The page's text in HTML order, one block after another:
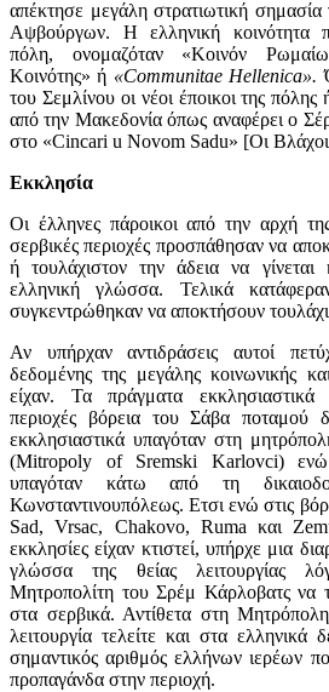
απέκτησε μεγάλη στρατιωτική σημασία
Αψβούργων. Η ελληνική κοινότητα
πόλη, ονομαζόταν «Κοινόν
Κοινότης» ή «Communitae Ηellenica».
του Σεμλίνου οι νέοι έποικοι της
από την Μακεδονία όπως αναφέρει ο
στο «Cincari u Novom Sadu» [Οι
Εκκλησία
Οι έλληνες πάροικοι από την αρχή
σερβικές περιοχές προσπάθησαν να
ή τουλάχιστον την άδεια να
ελληνική γλώσσα. Τελικά
συγκεντρώθηκαν να αποκτήσουν
Αν υπήρχαν αντιδράσεις αυτοί
δεδομένης της μεγάλης κοινωνικής
είχαν. Τα πράγματα εκκλησιαστικά
περιοχές βόρεια του Σάβα ποταμού
εκκλησιαστικά υπαγόταν στη
(Mitropoly of Sremski Karlovci) ενώ
υπαγόταν κάτω από τη
Κωνσταντινουπόλεως. Ετσι ενώ στις
Sad, Vrsac, Chakovo, Ruma και
εκκλησίες είχαν κτιστεί, υπήρχε μια
γλώσσα της θείας λειτουργίας
Μητροπολίτη του Σρέμ Κάρλοβατς να
στα σερβικά. Αντίθετα στη
λειτουργία τελείτε και στα ελληνικά
σημαντικός αριθμός ελλήνων ιερέων
προπαγάνδα στην περιοχή.